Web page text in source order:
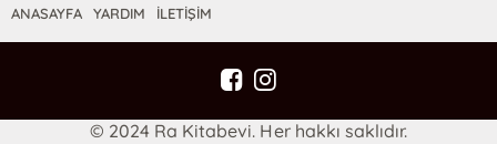
ANASAYFA YARDIM İLETİŞİM
© 2024 Ra Kitabevi. Her hakkı saklıdır.